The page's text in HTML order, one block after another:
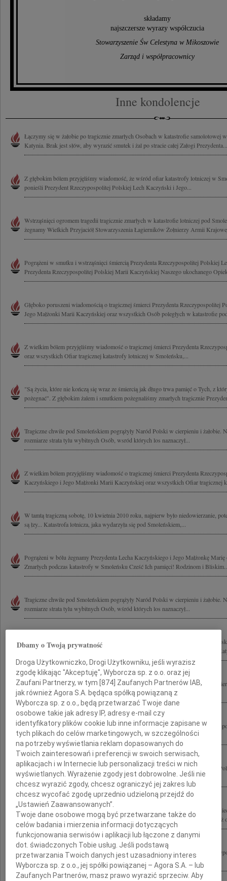
składamy
najszczersze wyrazy współczucia
Stowarzyszenie Św Celestyna w Mikoszowie
Zarząd i współpracownicy
Inne kondolencje
Łączymy się w żałobie po tragicznie zmarłych Osobach w katastrofie samolotowej
Katynia. Brak jest słów, aby wyrazić smutek i żal po stracie całej Załogi Prezydenta...
Z głębokim bólem przyjęliśmy wiadomość, że wśród ofiar katastrofy lotniczej w
ponieśli Prezydent Rzeczypospolitej Polskiej Lech Kaczyński i Jego...
Wstrząśnięci ogromem tragedii tragicznie zmarłych w katastrofie lotniczej pod
żegnamy Wielkich Przyjaciół Stowarzyszenia Łagierników Żołnierzy Armii
Pogrążeni w smutku i wstrząśnięci śmiercią Prezydenta Rzeczypospolitej Polskiej
Prezydenta Rzeczypospolitej Polskiej Marii Kaczyńskiej Naszego ukochanego
Głęboko poruszeni wiadomością o tragicznej śmierci Prezydenta Rzeczypospolitej
Jego Małżonki Marii Kaczyńskiej oraz wszystkich Osób poległych w katastrofie
Z wielkim bólem przyjęliśmy wiadomość o tragicznej śmierci Prezydenta
oraz wszystkich Ofiar tragicznej katastrofy lotniczej w Smoleńsku,...
"Są życia, które nie kończą się wraz ze śmiercią jak długo trwa pamięć o Tych, z
pożegnać". Z głębokim żalem i smutkiem pożegnaliśmy zmarłych tragicznie
Tragiczne chwile pod Smoleńskiem pogrążyły Naród Polski w cierpieniu i żałobie.
rozmiarze strata tylu wybitnych Osób, wsród których los naznaczył...
Z wielkim bólem przyjęliśmy wiadomość o tragicznej śmierci Prezydenta
Kaczyńskiego i Jego Małżonki Marii Kaczyńskiej oraz wszystkich Ofiar tragicznej
W tamtą tragiczną sobotę, 10 kwietnia 2010 roku, najpierw było niedowierzanie,
są łzy... Katastrofa lotnicza, jaka wydarzyła się pod Smoleńskiem,...
Pogrążeni w bólu żegnamy Prezydenta Lecha Kaczyńskiego i Jego Małżonkę
Zmarłych podczas katastrofy w Smoleńsku Cześć Ich pamięci! Rodzinom i
Tragiczne chwile pod Smoleńskiem pogrążyły Naród Polski w cierpieniu i żałobie.
rozmiarze strata tylu wybitnych Osób, wśród których los naznaczył...
Jesteśmy głęboko poruszeni tragiczną śmiercią Prezydenta RP Pana Lecha
Kaczyńskiej oraz wszystkich Uczestników dramatycznie przerwanej podróży do
Wstrząśnięci tragedią, jaka dotknęła Polskę, łączymy się w bólu i modlitwie po
Prezydenta Rzeczypospolitej Polskiej i Jego Małżonki Marii Kaczyńskiej oraz...
Społeczność chińska, głęboko poruszona tragiczną śmiercią Prezydenta
Kaczyńskiego Jego Żony Pani Marii Kaczyńskiej oraz Wszystkich Osób które...
W najgłębszym bólu żegnamy Lecha Kaczyńskiego Prezydenta Rzeczypospolitej
oraz Wszystkie Ofiary tragedii pod Smoleńskiem Wyrazy żalu i współczucia...
Zarząd Towarzystwa Przyjaciół Dzieci Ulicy "Przywrócić Dzieciństwo? im. K.
wychowankowie Kazimierza Lisieckiego w kraju i za granicą oraz dzieci i
Z wielkim żalem żegnamy Pana Profesora Lecha Kaczyńskiego Prezydenta
jednocześnie wybitnego specjalistę prawa pracy, który wniósł istotny, twórczy...
Dbamy o Twoją prywatność
Droga Użytkowniczko, Drogi Użytkowniku, jeśli wyrazisz
zgodę klikając "Akceptuję", Wyborcza sp. z o.o. oraz jej
Zaufani Partnerzy, w tym [874 ] Zaufanych Partnerów IAB,
jak również Agora S.A. będąca spółką powiązaną z
Wyborcza sp. z o.o., będą przetwarzać Twoje dane
osobowe takie jak adresy IP, adresy e-mail czy
identyfikatory plików cookie lub inne informacje zapisane w
tych plikach do celów marketingowych, w szczególności
na potrzeby wyświetlania reklam dopasowanych do
Twoich zainteresowań i preferencji w swoich serwisach,
aplikacjach i w Internecie lub personalizacji treści w nich
wyświetlanych. Wyrażenie zgody jest dobrowolne. Jeśli nie
chcesz wyrazić zgody, chcesz ograniczyć jej zakres lub
chcesz wycofać zgodę uprzednio udzieloną przejdź do
„Ustawień Zaawansowanych”.
Twoje dane osobowe mogą być przetwarzane także do
celów badania i mierzenia informacji dotyczących
funkcjonowania serwisów i aplikacji lub łączone z danymi
dot. świadczonych Tobie usług. Jeśli podstawą
przetwarzania Twoich danych jest uzasadniony interes
Wyborcza sp. z o.o., jej spółki powiązanej – Agora S.A. – lub
Zaufanych Partnerów, masz prawo wyrazić sprzeciw. Aby